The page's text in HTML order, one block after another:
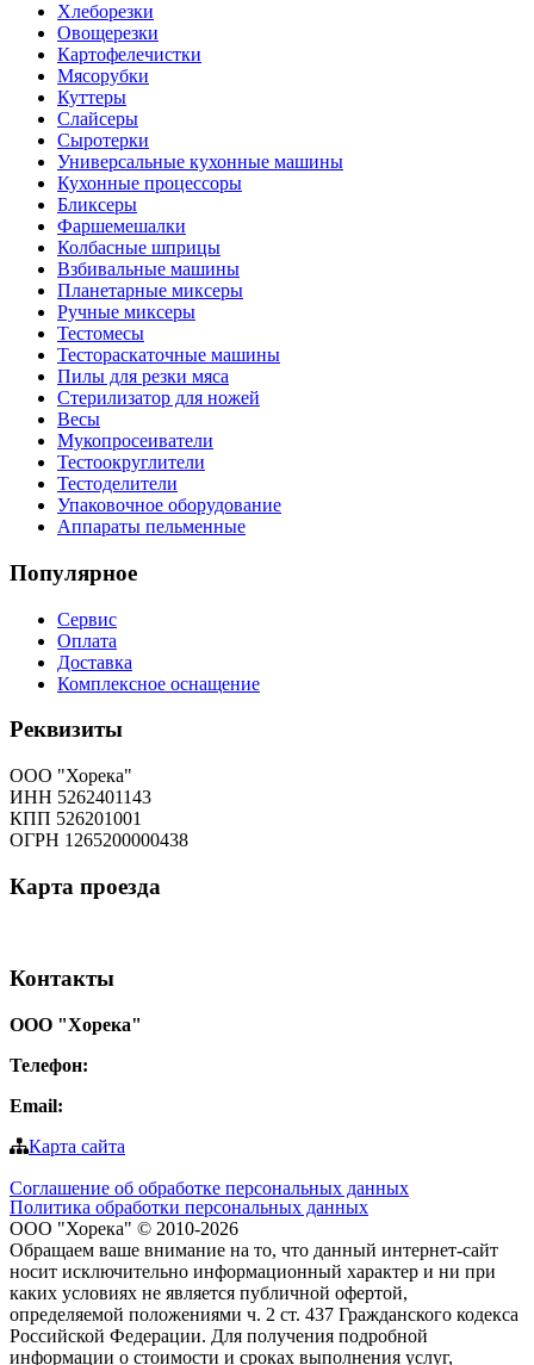
Хлеборезки
Овощерезки
Картофелечистки
Мясорубки
Куттеры
Слайсеры
Сыротерки
Универсальные кухонные машины
Кухонные процессоры
Бликсеры
Фаршемешалки
Колбасные шприцы
Взбивальные машины
Планетарные миксеры
Ручные миксеры
Тестомесы
Тестораскаточные машины
Пилы для резки мяса
Стерилизатор для ножей
Весы
Мукопросеиватели
Тестоокруглители
Тестоделители
Упаковочное оборудование
Аппараты пельменные
Популярное
Сервис
Оплата
Доставка
Комплексное оснащение
Реквизиты
ООО "Хорека"
ИНН 5262401143
КПП 526201001
ОГРН 1265200000438
Карта проезда
Контакты
ООО "Хорека"
Телефон:
Email:
Карта сайта
Соглашение об обработке персональных данных
Политика обработки персональных данных
ООО "Хорека" © 2010-2026
Обращаем ваше внимание на то, что данный интернет-сайт
носит исключительно информационный характер и ни при
каких условиях не является публичной офертой,
определяемой положениями ч. 2 ст. 437 Гражданского кодекса
Российской Федерации. Для получения подробной
информации о стоимости и сроках выполнения услуг,